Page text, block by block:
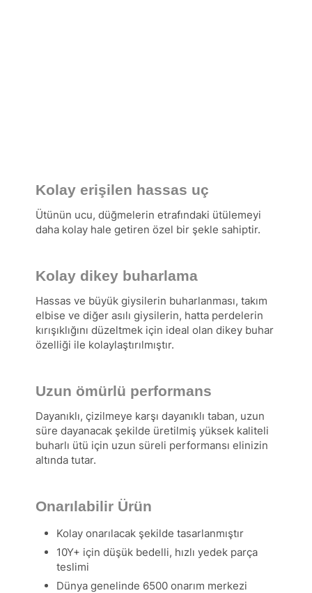
Kolay erişilen hassas uç
Ütünün ucu, düğmelerin etrafındaki ütülemeyi
daha kolay hale getiren özel bir şekle sahiptir.
Kolay dikey buharlama
Hassas ve büyük giysilerin buharlanması, takım
elbise ve diğer asılı giysilerin, hatta perdelerin
kırışıklığını düzeltmek için ideal olan dikey buhar
özelliği ile kolaylaştırılmıştır.
Uzun ömürlü performans
Dayanıklı, çizilmeye karşı dayanıklı taban, uzun
süre dayanacak şekilde üretilmiş yüksek kaliteli
buharlı ütü için uzun süreli performansı elinizin
altında tutar.
Onarılabilir Ürün
Kolay onarılacak şekilde tasarlanmıştır
10Y+ için düşük bedelli, hızlı yedek parça
teslimi
Dünya genelinde 6500 onarım merkezi